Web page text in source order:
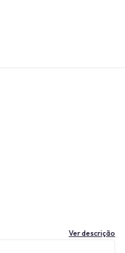
Ver descrição